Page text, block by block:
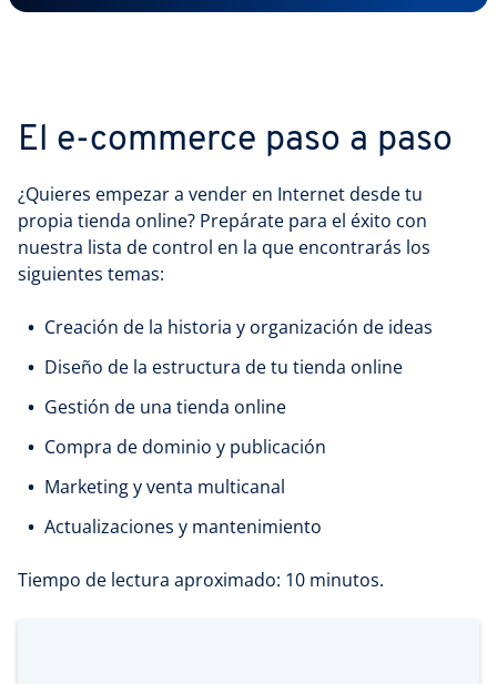
El e-commerce paso a paso
¿Quieres empezar a vender en Internet desde tu
propia tienda online? Prepárate para el éxito con
nuestra lista de control en la que encontrarás los
siguientes temas:
Creación de la historia y organización de ideas
Diseño de la estructura de tu tienda online
Gestión de una tienda online
Compra de dominio y publicación
Marketing y venta multicanal
Actualizaciones y mantenimiento
Tiempo de lectura aproximado: 10 minutos.